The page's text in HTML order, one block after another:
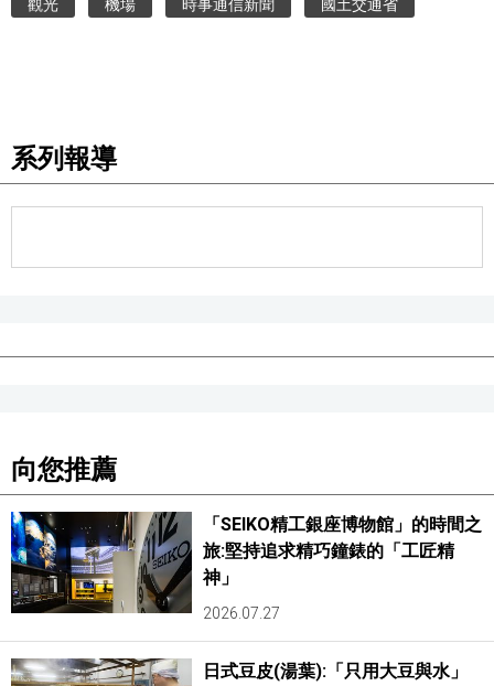
醫療健康
觀光 機場 時事通信新聞 國土交通省
系列報導
向您推薦
「SEIKO精工銀座博物館」的時間之
旅:堅持追求精巧鐘錶的「工匠精
神」
2026.07.27
日式豆皮(湯葉):「只用大豆與水」